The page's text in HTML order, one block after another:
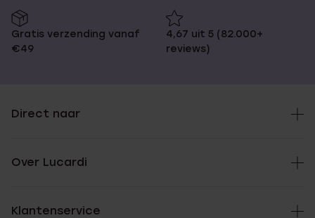
Gratis verzending vanaf
€49
4,67 uit 5 (82.000+
reviews)
Direct naar
Over Lucardi
Klantenservice